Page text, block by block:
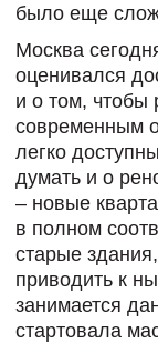
было еще
Москва
оценивался
и о том, чтобы
современным
легко
думать и о
– новые
в полном
старые
приводить к
занимается
стартовала